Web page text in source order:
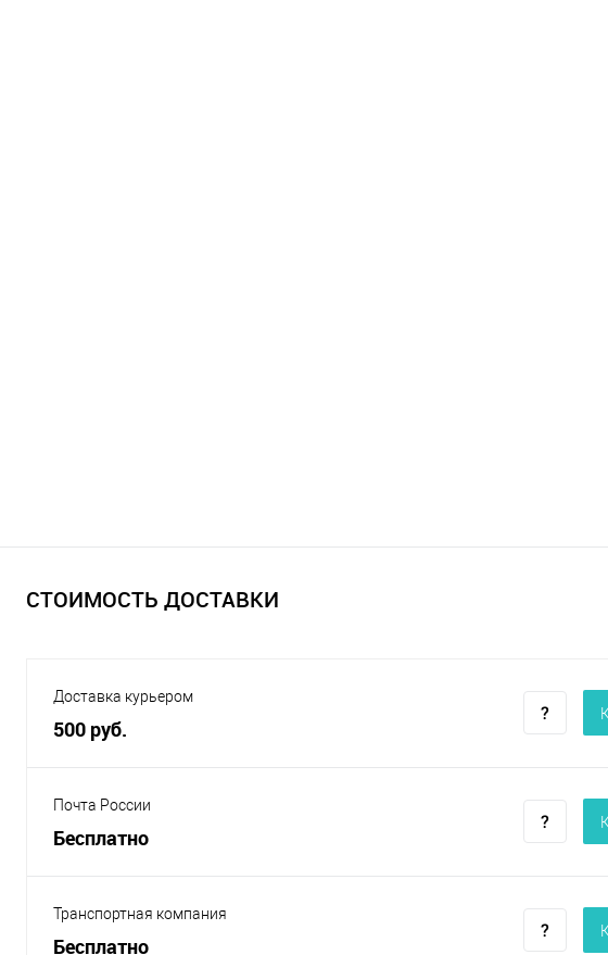
СТОИМОСТЬ ДОСТАВКИ
Доставка курьером
500 руб.
Почта России
Бесплатно
Транспортная компания
Бесплатно